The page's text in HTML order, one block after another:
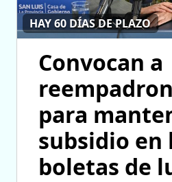
HAY 60 DÍAS DE PLAZO
Convocan a
para
subsidio en
boletas de